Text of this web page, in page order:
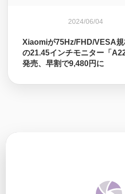
2024/06/04
Xiaomiが75Hz/FHD/VESA
の21.45インチモニター「
発売、早割で9,480円に